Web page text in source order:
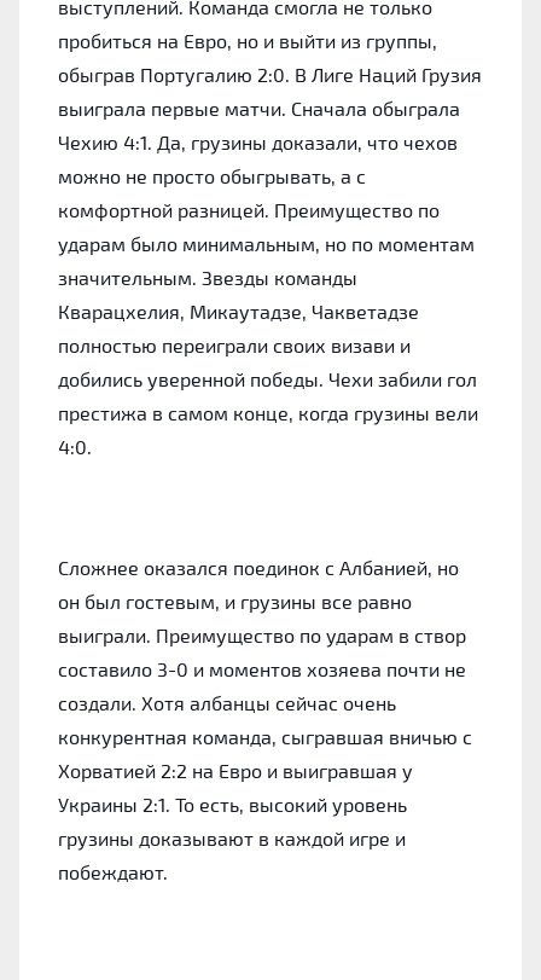
выступлений. Команда смогла не только
пробиться на Евро, но и выйти из группы,
обыграв Португалию 2:0. В Лиге Наций Грузия
выиграла первые матчи. Сначала обыграла
Чехию 4:1. Да, грузины доказали, что чехов
можно не просто обыгрывать, а с
комфортной разницей. Преимущество по
ударам было минимальным, но по моментам
значительным. Звезды команды
Кварацхелия, Микаутадзе, Чакветадзе
полностью переиграли своих визави и
добились уверенной победы. Чехи забили гол
престижа в самом конце, когда грузины вели
4:0.
Сложнее оказался поединок с Албанией, но
он был гостевым, и грузины все равно
выиграли. Преимущество по ударам в створ
составило 3-0 и моментов хозяева почти не
создали. Хотя албанцы сейчас очень
конкурентная команда, сыгравшая вничью с
Хорватией 2:2 на Евро и выигравшая у
Украины 2:1. То есть, высокий уровень
грузины доказывают в каждой игре и
побеждают.